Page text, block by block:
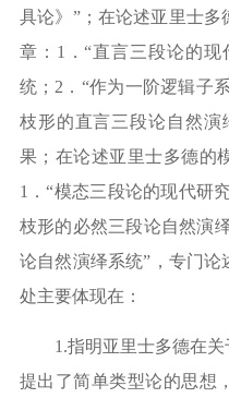
具论》 ”；在论述亚里士多
章： 1 ．“直言三段论的现
统； 2 ． “作为一阶逻辑子
枝形的直言三段论自然演
果；在论述亚里士多德的
1 ．“模态三段论的现代研究
枝形的必然三段论自然演
论自然演绎系统” ，专门
处主要体现在：
1.指明亚里士多德在
提出了简单类型论的思想